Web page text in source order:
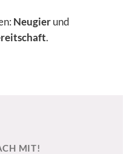
Neugierund
.
MIT!